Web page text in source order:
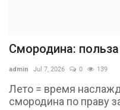
Смородина:
admin Jul 7, 2026 0 139
Лето = время
смородина по праву